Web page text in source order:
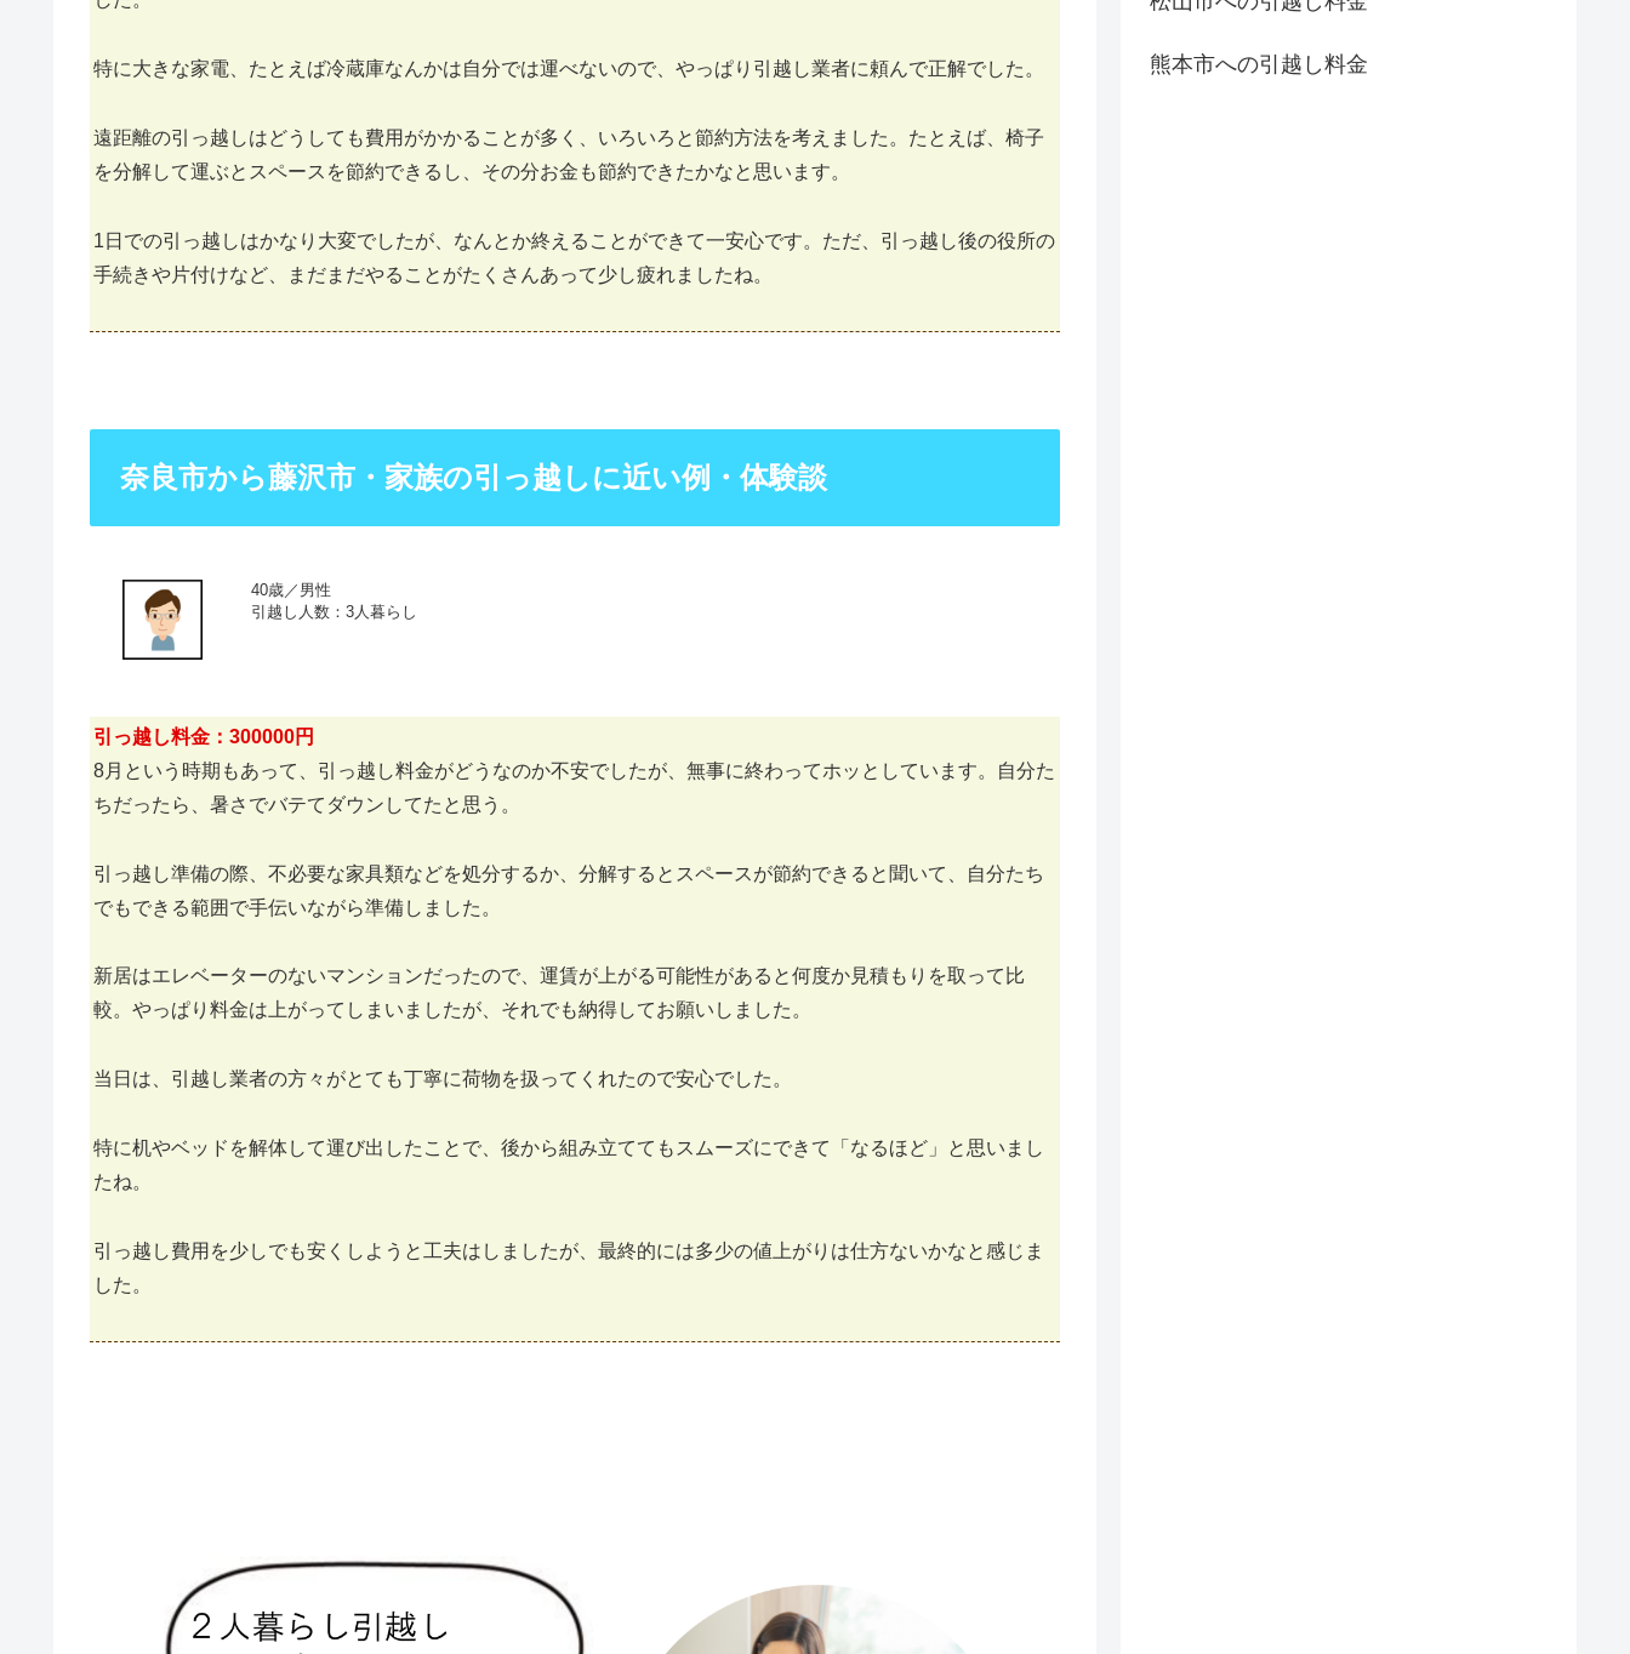
特に大きな家電、たとえば冷蔵庫なんかは自分では運べないので、やっぱり引越し業者に頼んで正解でした。
遠距離の引っ越しはどうしても費用がかかることが多く、いろいろと節約方法を考えました。たとえば、椅子
を分解して運ぶとスペースを節約できるし、その分お金も節約できたかなと思います。
1日での引っ越しはかなり大変でしたが、なんとか終えることができて一安心です。ただ、引っ越し後の役所の
手続きや片付けなど、まだまだやることがたくさんあって少し疲れましたね。
奈良市から藤沢市・家族の引っ越しに近い例・体験談
40歳／男性
引越し人数：3人暮らし
引っ越し料金：300000円
8月という時期もあって、引っ越し料金がどうなのか不安でしたが、無事に終わってホッとしています。自分た
ちだったら、暑さでバテてダウンしてたと思う。
引っ越し準備の際、不必要な家具類などを処分するか、分解するとスペースが節約できると聞いて、自分たち
でもできる範囲で手伝いながら準備しました。
新居はエレベーターのないマンションだったので、運賃が上がる可能性があると何度か見積もりを取って比
較。やっぱり料金は上がってしまいましたが、それでも納得してお願いしました。
当日は、引越し業者の方々がとても丁寧に荷物を扱ってくれたので安心でした。
特に机やベッドを解体して運び出したことで、後から組み立ててもスムーズにできて「なるほど」と思いまし
たね。
引っ越し費用を少しでも安くしようと工夫はしましたが、最終的には多少の値上がりは仕方ないかなと感じま
した。
熊本市への引越し料金